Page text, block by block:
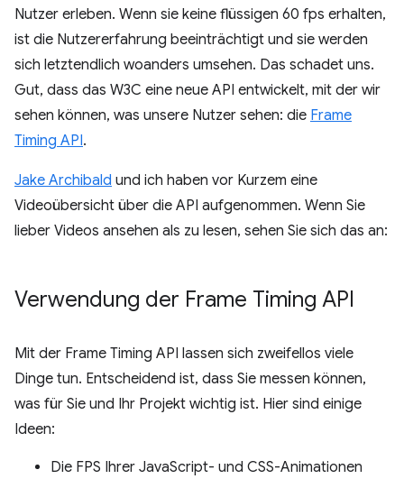
Nutzer erleben. Wenn sie keine flüssigen 60 fps erhalten,
ist die Nutzererfahrung beeinträchtigt und sie werden
sich letztendlich woanders umsehen. Das schadet uns.
Gut, dass das W3C eine neue API entwickelt, mit der wir
sehen können, was unsere Nutzer sehen: die Frame
Timing API.
Jake Archibald und ich haben vor Kurzem eine
Videoübersicht über die API aufgenommen. Wenn Sie
lieber Videos ansehen als zu lesen, sehen Sie sich das an:
Verwendung der Frame Timing API
Mit der Frame Timing API lassen sich zweifellos viele
Dinge tun. Entscheidend ist, dass Sie messen können,
was für Sie und Ihr Projekt wichtig ist. Hier sind einige
Ideen:
Die FPS Ihrer JavaScript- und CSS-Animationen